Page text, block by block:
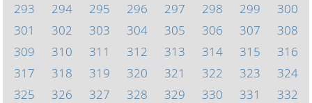
293
294 295 296 297 298 299
300
301
302 303 304 305 306 307
308
309
310 311 312 313 314 315
316
317
318 319 320 321 322 323
324
325
326 327 328 329 330 331
332